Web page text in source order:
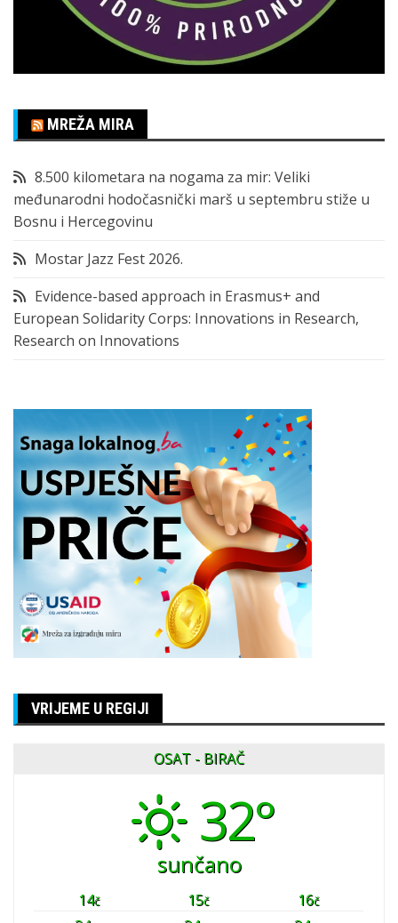
MREŽA MIRA
8.500 kilometara na nogama za mir: Veliki
međunarodni hodočasnički marš u septembru stiže u
Bosnu i Hercegovinu
Mostar Jazz Fest 2026.
Evidence-based approach in Erasmus+ and
European Solidarity Corps: Innovations in Research,
Research on Innovations
VRIJEME U REGIJI
OSAT - BIRAČ
32°
sunčano
14č 15č 16č